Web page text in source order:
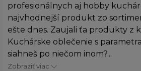
profesionálnych aj hobby
najvhodnejší produkt zo
ešte dnes. Zaujali ťa produkty z
Kuchárske oblečenie s
siahneš po niečom inom?...
Zobraziť viac